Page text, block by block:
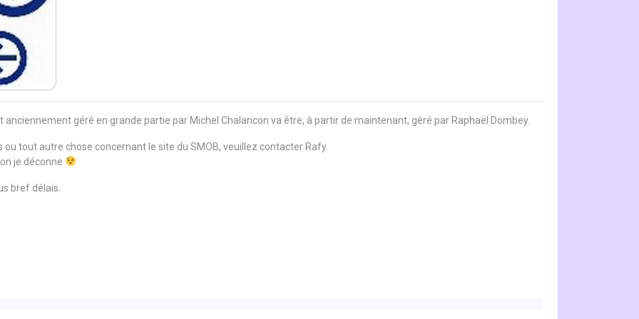
géré en grande partie par Michel Chalancon va être, à partir de maintenant, géré par Raphaël Dombey.
tout autre chose concernant le site du SMOB, veuillez contacter Rafy.
je déconne
bref délais.